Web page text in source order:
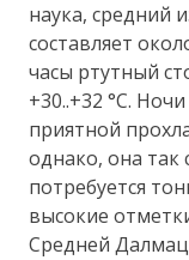
наука, средний
составляет
часы ртутный
+30..+32 °C.
приятной
однако, она так
потребуется
высокие
Средней